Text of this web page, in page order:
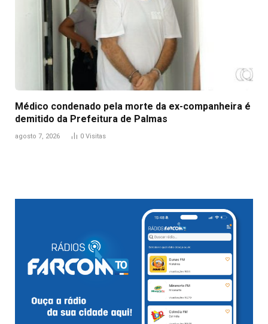
Médico condenado pela morte da ex-companheira é
demitido da Prefeitura de Palmas
agosto 7, 2026 0 Visitas